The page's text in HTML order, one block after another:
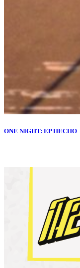
ONE NIGHT: EP HECHO